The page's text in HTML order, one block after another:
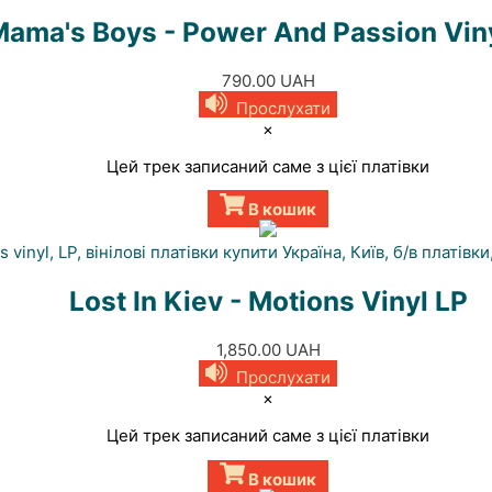
Boys - Power And Passion
790.00 UAH
Прослухати
×
Цей трек записаний саме з цієї платівки
В кошик
Lost In Kiev - Motions Vinyl LP
1,850.00 UAH
Прослухати
×
Цей трек записаний саме з цієї платівки
В кошик